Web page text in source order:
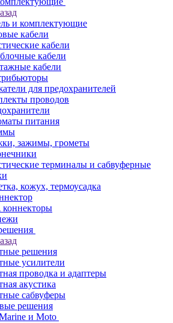
и комплектующие
кабели
кабели
кабели
кабели
для предохранителей
проводов
питания
зажимы, грометы
терминалы и сабвуферные
кожух, термоусадка
коннекторы
решения
усилители
проводка и адаптеры
акустика
сабвуферы
решения
и Moto